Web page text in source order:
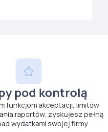
pod kontrolą
funkcjom akceptacji, limitów
raportów, zyskujesz pełną
wydatkami swojej firmy.